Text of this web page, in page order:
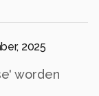
2025
worden